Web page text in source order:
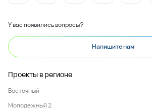
У вас появились вопросы?
Напишите нам
Проекты в регионе
Восточный
Молодежный 2